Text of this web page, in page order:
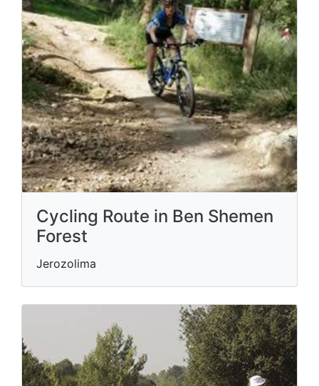
Cycling Route in Ben Shemen
Forest
Jerozolima